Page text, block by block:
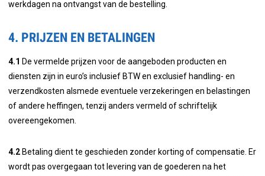
werkdagen na ontvangst van de bestelling.
4. PRIJZEN EN BETALINGEN
4.1 De vermelde prijzen voor de aangeboden producten en
diensten zijn in euro’s inclusief BTW en exclusief handling- en
verzendkosten alsmede eventuele verzekeringen en belastingen
of andere heffingen, tenzij anders vermeld of schriftelijk
overeengekomen.
4.2 Betaling dient te geschieden zonder korting of compensatie. Er
wordt pas overgegaan tot levering van de goederen na het